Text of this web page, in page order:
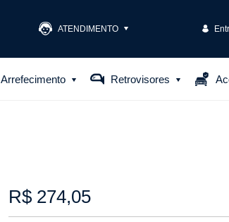
ATENDIMENTO
(48) 3301-1575
Arrefecimento Retrovisores
R$ 274,05